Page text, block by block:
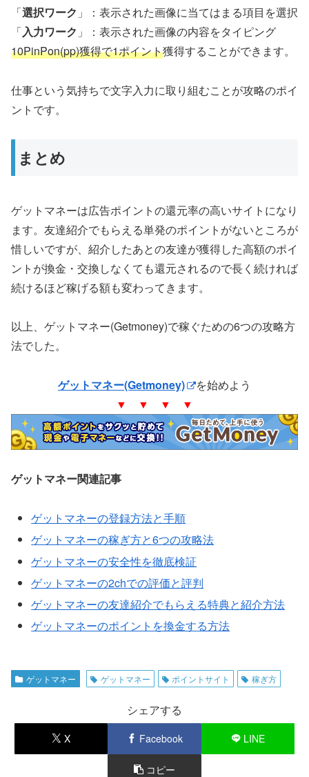
「選択ワーク 」：表示された画像に当てはまる項目を選択
「入力ワーク 」：表示された画像の内容をタイピング
10PinPon(pp)獲得で1ポイント獲得することができます。
仕事という気持ちで文字入力に取り組むことが攻略のポイ
ントです。
まとめ
ゲットマネーは広告ポイントの還元率の高いサイトになり
ます。友達紹介でもらえる単発のポイントがないところが
惜しいですが、紹介したあとの友達が獲得した高額のポイ
ントが換金・交換しなくても還元されるので長く続ければ
続けるほど稼げる額も変わってきます。
以上、ゲットマネー(Getmoney)で稼ぐための6つの攻略方
法でした。
ゲットマネー(Getmoney)
を始めよう
▼ ▼ ▼ ▼
ゲットマネー関連記事
ゲットマネーの登録方法と手順
ゲットマネーの稼ぎ方と6つの攻略法
ゲットマネーの安全性を徹底検証
ゲットマネーの2chでの評価と評判
ゲットマネーの友達紹介でもらえる特典と紹介方法
ゲットマネーのポイントを換金する方法
ゲットマネー ゲットマネー ポイントサイト 稼ぎ方
シェアする
X Facebook LINE
コピー